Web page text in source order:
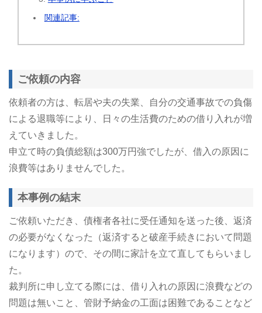
関連記事:
ご依頼の内容
依頼者の方は、転居や夫の失業、自分の交通事故での負傷
による退職等により、日々の生活費のための借り入れが増
えていきました。
申立て時の負債総額は300万円強でしたが、借入の原因に
浪費等はありませんでした。
本事例の結末
ご依頼いただき、債権者各社に受任通知を送った後、返済
の必要がなくなった（返済すると破産手続きにおいて問題
になります）ので、その間に家計を立て直してもらいまし
た。
裁判所に申し立てる際には、借り入れの原因に浪費などの
問題は無いこと、管財予納金の工面は困難であることなど